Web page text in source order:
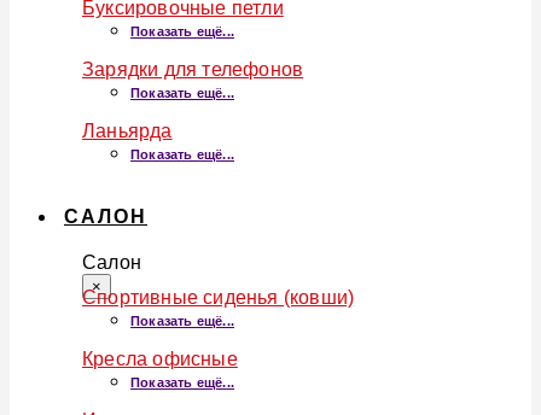
Буксировочные петли
Показать ещё...
Зарядки для телефонов
Показать ещё...
Ланьярда
Показать ещё...
САЛОН
Салон
×
Спортивные сиденья (ковши)
Показать ещё...
Кресла офисные
Показать ещё...